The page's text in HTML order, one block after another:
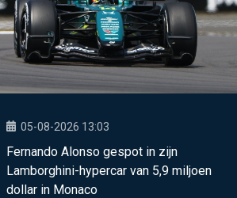
05-08-2026 13:03
Fernando Alonso gespot in zijn
Lamborghini-hypercar van 5,9 miljoen
dollar in Monaco